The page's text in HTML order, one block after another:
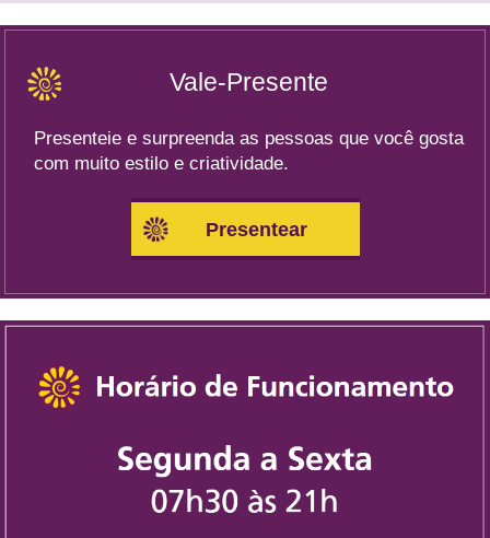
Vale-Presente
Presenteie e surpreenda as pessoas que você gosta
com muito estilo e criatividade.
Presentear